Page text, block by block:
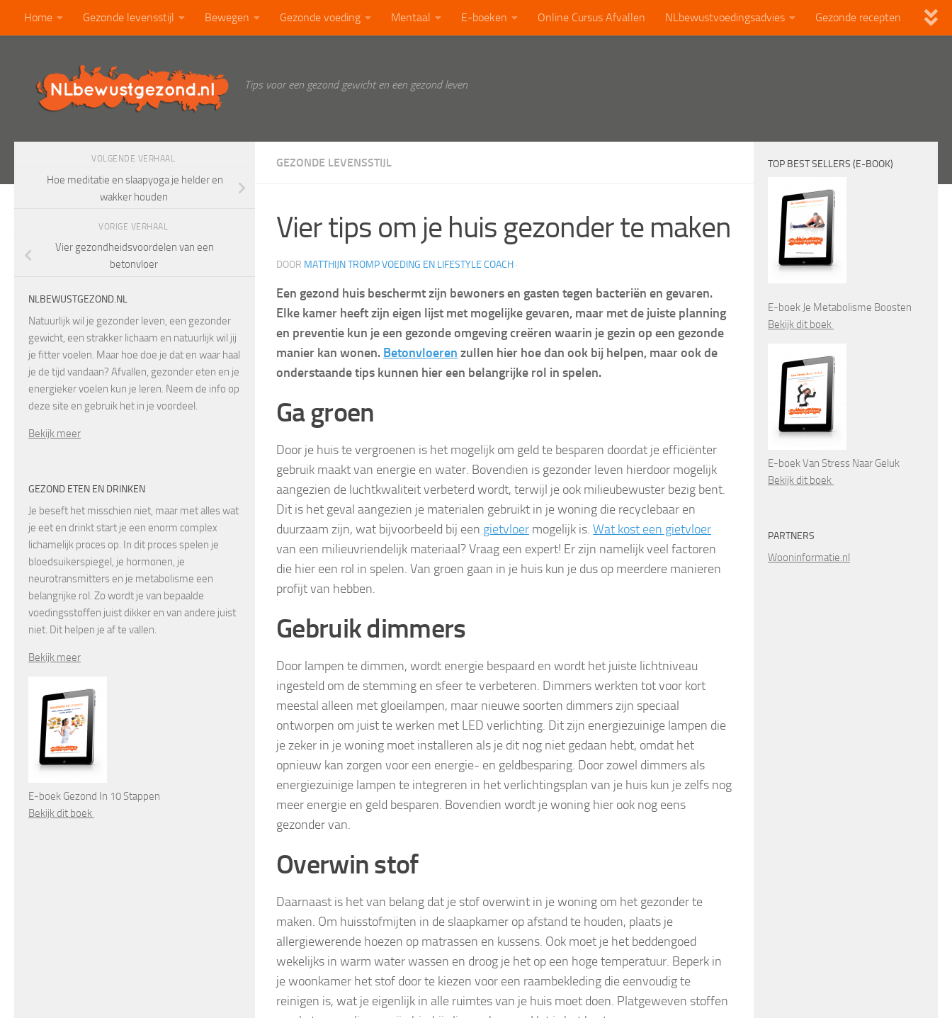
Doorgaan naar inhoud
Home Gezonde levensstijl Bewegen Gezonde voeding Mentaal E-boeken Online Cursus Afvallen NLbewustvoedingsadvies Gezonde recepten
Tips voor een gezond gewicht en een gezond leven
GEZONDE LEVENSSTIJL
Vier tips om je huis gezonder te maken
DOOR MATTHIJN TROMP VOEDING EN LIFESTYLE COACH ·
Een gezond huis beschermt zijn bewoners en gasten tegen bacteriën en gevaren.
Elke kamer heeft zijn eigen lijst met mogelijke gevaren, maar met de juiste planning
en preventie kun je een gezonde omgeving creëren waarin je gezin op een gezonde
manier kan wonen. Betonvloeren zullen hier hoe dan ook bij helpen, maar ook de
onderstaande tips kunnen hier een belangrijke rol in spelen.
Ga groen
Door je huis te vergroenen is het mogelijk om geld te besparen doordat je efficiënter
gebruik maakt van energie en water. Bovendien is gezonder leven hierdoor mogelijk
aangezien de luchtkwaliteit verbeterd wordt, terwijl je ook milieubewuster bezig bent.
Dit is het geval aangezien je materialen gebruikt in je woning die recyclebaar en
duurzaam zijn, wat bijvoorbeeld bij een gietvloer mogelijk is. Wat kost een gietvloer
van een milieuvriendelijk materiaal? Vraag een expert! Er zijn namelijk veel factoren
die hier een rol in spelen. Van groen gaan in je huis kun je dus op meerdere manieren
profijt van hebben.
Gebruik dimmers
Door lampen te dimmen, wordt energie bespaard en wordt het juiste lichtniveau
ingesteld om de stemming en sfeer te verbeteren. Dimmers werkten tot voor kort
meestal alleen met gloeilampen, maar nieuwe soorten dimmers zijn speciaal
ontworpen om juist te werken met LED verlichting. Dit zijn energiezuinige lampen die
je zeker in je woning moet installeren als je dit nog niet gedaan hebt, omdat het
opnieuw kan zorgen voor een energie- en geldbesparing. Door zowel dimmers als
energiezuinige lampen te integreren in het verlichtingsplan van je huis kun je zelfs nog
meer energie en geld besparen. Bovendien wordt je woning hier ook nog eens
gezonder van.
Overwin stof
Daarnaast is het van belang dat je stof overwint in je woning om het gezonder te
maken. Om huisstofmijten in de slaapkamer op afstand te houden, plaats je
allergiewerende hoezen op matrassen en kussens. Ook moet je het beddengoed
wekelijks in warm water wassen en droog je het op een hoge temperatuur. Beperk in
je woonkamer het stof door te kiezen voor een raambekleding die eenvoudig te
reinigen is, wat je eigenlijk in alle ruimtes van je huis moet doen. Platgeweven stoffen
VOLGENDE VERHAAL
Hoe meditatie en slaapyoga je helder en
wakker houden
VORIGE VERHAAL
Vier gezondheidsvoordelen van een
betonvloer
NLBEWUSTGEZOND.NL
Natuurlijk wil je gezonder leven, een gezonder
gewicht, een strakker lichaam en natuurlijk wil jij
je fitter voelen. Maar hoe doe je dat en waar haal
je de tijd vandaan? Afvallen, gezonder eten en je
energieker voelen kun je leren. Neem de info op
deze site en gebruik het in je voordeel.
Bekijk meer
GEZOND ETEN EN DRINKEN
Je beseft het misschien niet, maar met alles wat
je eet en drinkt start je een enorm complex
lichamelijk proces op. In dit proces spelen je
bloedsuikerspiegel, je hormonen, je
neurotransmitters en je metabolisme een
belangrijke rol. Zo wordt je van bepaalde
voedingsstoffen juist dikker en van andere juist
niet. Dit helpen je af te vallen.
Bekijk meer
E-boek Gezond In 10 Stappen
Bekijk dit boek
TOP BEST SELLERS (E-BOOK)
E-boek Je Metabolisme Boosten
Bekijk dit boek
E-boek Van Stress Naar Geluk
Bekijk dit boek
PARTNERS
Wooninformatie.nl